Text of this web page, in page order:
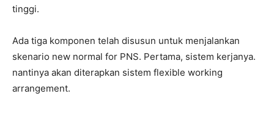
tinggi.
Ada tiga komponen telah disusun untuk menjalankan
skenario new normal for PNS. Pertama, sistem kerjanya.
nantinya akan diterapkan sistem flexible working
arrangement.